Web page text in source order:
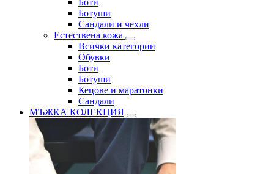
Боти
Ботуши
Сандали и чехли
Естествена кожа
Всички категории
Обувки
Боти
Ботуши
Кецове и маратонки
Сандали
МЪЖКА КОЛЕКЦИЯ